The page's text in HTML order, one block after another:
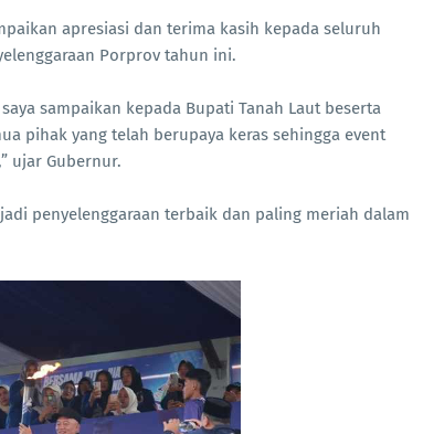
apresiasi dan terima kasih kepada seluruh
Porprov tahun ini.
sampaikan kepada Bupati Tanah Laut beserta
pihak yang telah berupaya keras sehingga event
ujar Gubernur.
penyelenggaraan terbaik dan paling meriah dalam